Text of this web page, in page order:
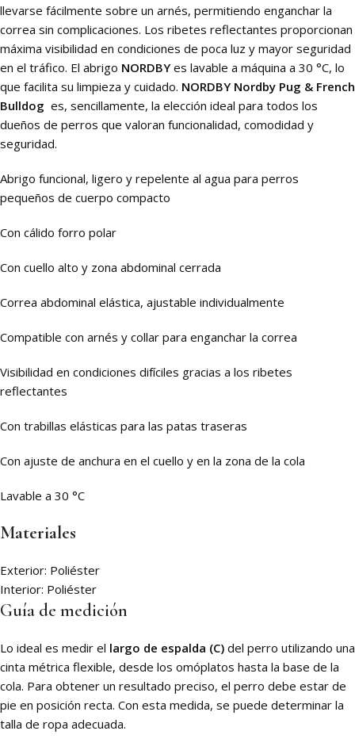
llevarse fácilmente sobre un arnés, permitiendo enganchar la
correa sin complicaciones. Los ribetes reflectantes proporcionan
máxima visibilidad en condiciones de poca luz y mayor seguridad
en el tráfico. El abrigo NORDBY es lavable a máquina a 30 °C, lo
que facilita su limpieza y cuidado. NORDBY Nordby Pug & French
Bulldog es, sencillamente, la elección ideal para todos los
dueños de perros que valoran funcionalidad, comodidad y
seguridad.
Abrigo funcional, ligero y repelente al agua para perros
pequeños de cuerpo compacto
Con cálido forro polar
Con cuello alto y zona abdominal cerrada
Correa abdominal elástica, ajustable individualmente
Compatible con arnés y collar para enganchar la correa
Visibilidad en condiciones difíciles gracias a los ribetes
reflectantes
Con trabillas elásticas para las patas traseras
Con ajuste de anchura en el cuello y en la zona de la cola
Lavable a 30 °C
Materiales
Exterior: Poliéster
Interior: Poliéster
Guía de medición
Lo ideal es medir el largo de espalda (C) del perro utilizando una
cinta métrica flexible, desde los omóplatos hasta la base de la
cola. Para obtener un resultado preciso, el perro debe estar de
pie en posición recta. Con esta medida, se puede determinar la
talla de ropa adecuada.